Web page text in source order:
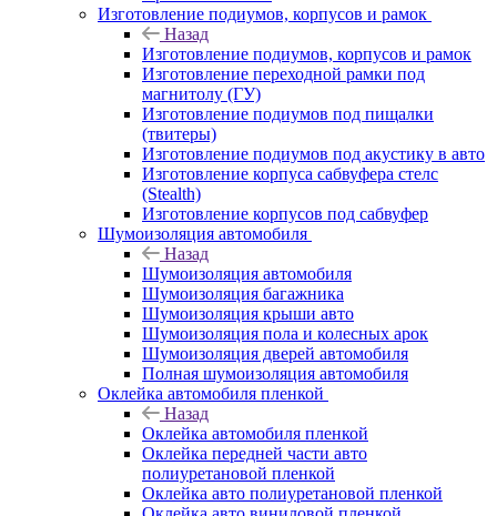
Изготовление подиумов, корпусов и рамок
Назад
Изготовление подиумов, корпусов и рамок
Изготовление переходной рамки под
магнитолу (ГУ)
Изготовление подиумов под пищалки
(твитеры)
Изготовление подиумов под акустику в авто
Изготовление корпуса сабвуфера стелс
(Stealth)
Изготовление корпусов под сабвуфер
Шумоизоляция автомобиля
Назад
Шумоизоляция автомобиля
Шумоизоляция багажника
Шумоизоляция крыши авто
Шумоизоляция пола и колесных арок
Шумоизоляция дверей автомобиля
Полная шумоизоляция автомобиля
Оклейка автомобиля пленкой
Назад
Оклейка автомобиля пленкой
Оклейка передней части авто
полиуретановой пленкой
Оклейка авто полиуретановой пленкой